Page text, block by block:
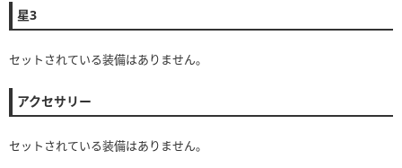
星3
セットされている装備はありません。
アクセサリー
セットされている装備はありません。